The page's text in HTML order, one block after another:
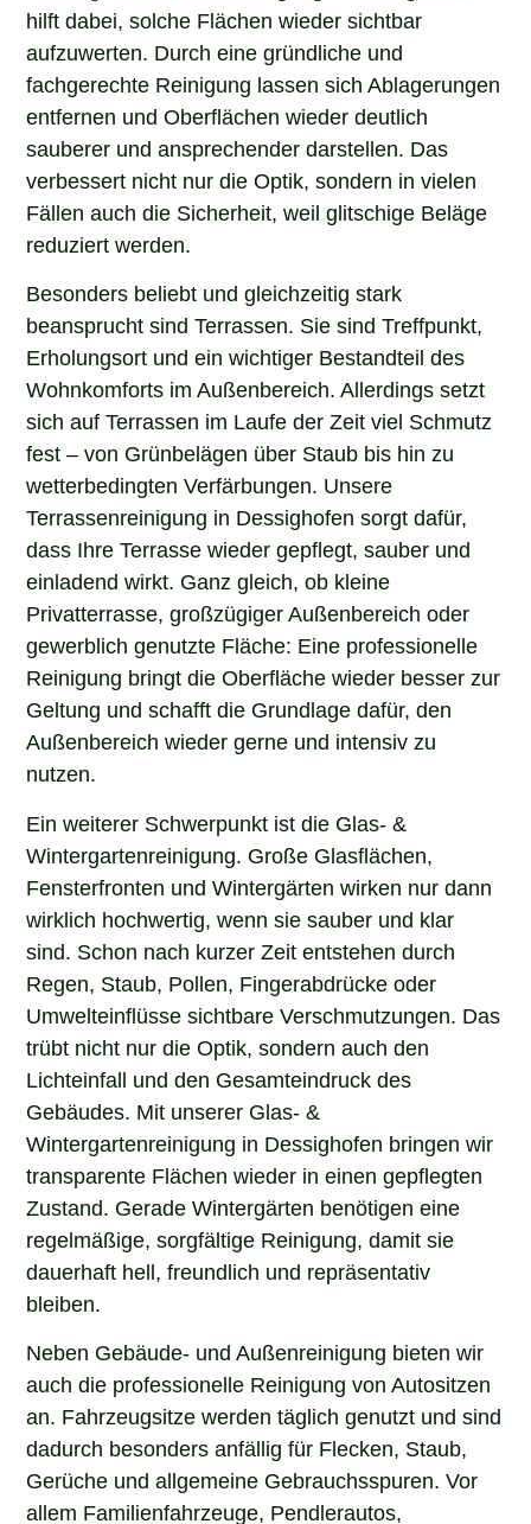
hilft dabei, solche Flächen wieder sichtbar
aufzuwerten. Durch eine gründliche und
fachgerechte Reinigung lassen sich Ablagerungen
entfernen und Oberflächen wieder deutlich
sauberer und ansprechender darstellen. Das
verbessert nicht nur die Optik, sondern in vielen
Fällen auch die Sicherheit, weil glitschige Beläge
reduziert werden.
Besonders beliebt und gleichzeitig stark
beansprucht sind Terrassen. Sie sind Treffpunkt,
Erholungsort und ein wichtiger Bestandteil des
Wohnkomforts im Außenbereich. Allerdings setzt
sich auf Terrassen im Laufe der Zeit viel Schmutz
fest – von Grünbelägen über Staub bis hin zu
wetterbedingten Verfärbungen. Unsere
Terrassenreinigung in Dessighofen sorgt dafür,
dass Ihre Terrasse wieder gepflegt, sauber und
einladend wirkt. Ganz gleich, ob kleine
Privatterrasse, großzügiger Außenbereich oder
gewerblich genutzte Fläche: Eine professionelle
Reinigung bringt die Oberfläche wieder besser zur
Geltung und schafft die Grundlage dafür, den
Außenbereich wieder gerne und intensiv zu
nutzen.
Ein weiterer Schwerpunkt ist die Glas- &
Wintergartenreinigung. Große Glasflächen,
Fensterfronten und Wintergärten wirken nur dann
wirklich hochwertig, wenn sie sauber und klar
sind. Schon nach kurzer Zeit entstehen durch
Regen, Staub, Pollen, Fingerabdrücke oder
Umwelteinflüsse sichtbare Verschmutzungen. Das
trübt nicht nur die Optik, sondern auch den
Lichteinfall und den Gesamteindruck des
Gebäudes. Mit unserer Glas- &
Wintergartenreinigung in Dessighofen bringen wir
transparente Flächen wieder in einen gepflegten
Zustand. Gerade Wintergärten benötigen eine
regelmäßige, sorgfältige Reinigung, damit sie
dauerhaft hell, freundlich und repräsentativ
bleiben.
Neben Gebäude- und Außenreinigung bieten wir
auch die professionelle Reinigung von Autositzen
an. Fahrzeugsitze werden täglich genutzt und sind
dadurch besonders anfällig für Flecken, Staub,
Gerüche und allgemeine Gebrauchsspuren. Vor
allem Familienfahrzeuge, Pendlerautos,